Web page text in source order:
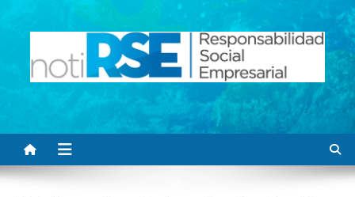
Noti RSE
Noticias con sentido responsable